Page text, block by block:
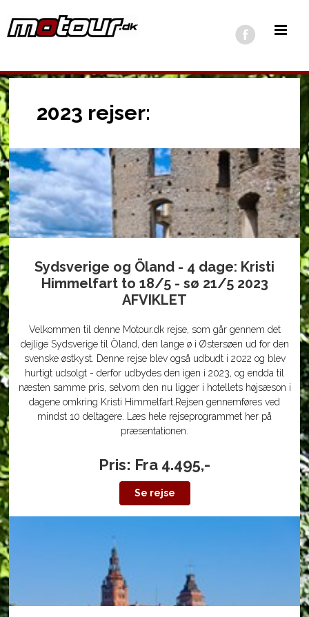
2023 rejser:
Sydsverige og Öland - 4 dage: Kristi
Himmelfart to 18/5 - sø 21/5 2023
AFVIKLET
Velkommen til denne Motour.dk rejse, som går gennem det
dejlige Sydsverige til Öland, den lange ø i Østersøen ud for den
svenske østkyst. Denne rejse blev også udbudt i 2022 og blev
hurtigt udsolgt - derfor udbydes den igen i 2023, og endda til
næsten samme pris, selvom den nu ligger i hotellets højsæson i
dagene omkring Kristi Himmelfart.Rejsen gennemføres ved
mindst 10 deltagere. Læs hele rejseprogrammet her på
præsentationen.
Pris: Fra 4.495,-
Se rejse